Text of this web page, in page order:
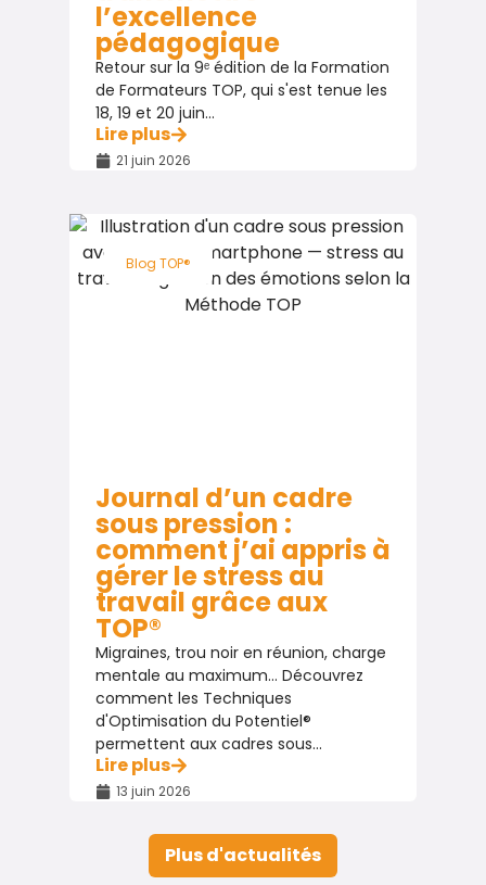
l’excellence
pédagogique
Retour sur la 9ᵉ édition de la Formation
de Formateurs TOP, qui s'est tenue les
18, 19 et 20 juin...
Lire plus
21 juin 2026
Blog TOP®
Journal d’un cadre
sous pression :
comment j’ai appris à
gérer le stress au
travail grâce aux
TOP®
Migraines, trou noir en réunion, charge
mentale au maximum… Découvrez
comment les Techniques
d'Optimisation du Potentiel®
permettent aux cadres sous...
Lire plus
13 juin 2026
Plus d'actualités